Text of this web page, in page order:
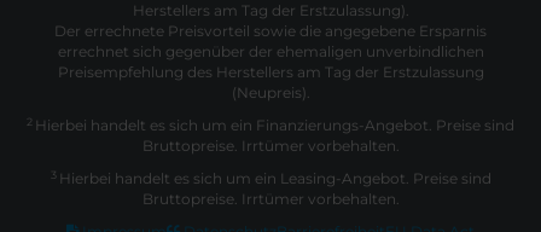
Herstellers am Tag der Erstzulassung).
Der errechnete Preisvorteil sowie die angegebene Ersparnis
errechnet sich gegenüber der ehemaligen unverbindlichen
Preisempfehlung des Herstellers am Tag der Erstzulassung
(Neupreis).
2 Hierbei handelt es sich um ein Finanzierungs-Angebot. Preise sind
Bruttopreise. Irrtümer vorbehalten.
3 Hierbei handelt es sich um ein Leasing-Angebot. Preise sind
Bruttopreise. Irrtümer vorbehalten.